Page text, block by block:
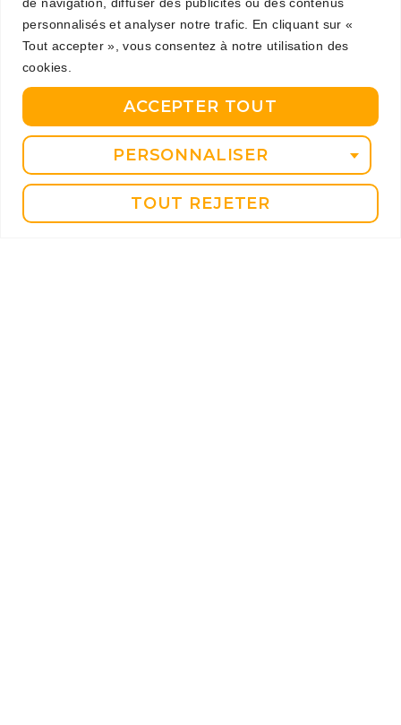
personnalisés et analyser notre trafic. En cliquant sur «
Tout accepter », vous consentez à notre utilisation des
cookies.
PERSONNALISER
TOUT REJETER
ACCEPTER TOUT
La belle leçon de sport des 4